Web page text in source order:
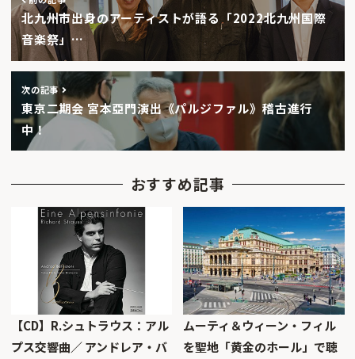
北九州市出身のアーティストが語る「2022北九州国際
音楽祭」…
次の記事
東京二期会 宮本亞門演出《パルジファル》稽古進行
中！
おすすめ記事
【CD】R.シュトラウス：アル
プス交響曲／ アンドレア・バ
ムーティ＆ウィーン・フィル
を聖地「黄金のホール」で聴